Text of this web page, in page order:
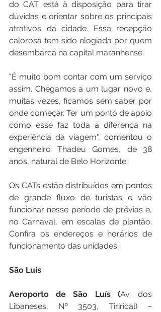
do CAT está à disposição para tirar
dúvidas e orientar sobre os principais
atrativos da cidade. Essa recepção
calorosa tem sido elogiada por quem
desembarca na capital maranhense.
"É muito bom contar com um serviço
assim. Chegamos a um lugar novo e,
muitas vezes, ficamos sem saber por
onde começar. Ter um ponto de apoio
como esse faz toda a diferença na
experiência da viagem", comentou o
engenheiro Thadeu Gomes, de 38
anos, natural de Belo Horizonte.
Os CATs estão distribuídos em pontos
de grande fluxo de turistas e vão
funcionar nesse período de prévias e,
no Carnaval, em escalas de plantão.
Confira os endereços e horários de
funcionamento das unidades:
São Luís
Aeroporto de São Luís (Av. dos
Libaneses, Nº 3503, Tirirical) –